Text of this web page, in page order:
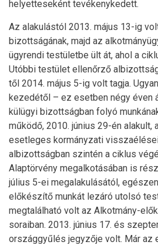
helyetteseként tevékenykedett.
Az alakulástól 2013. május 13-ig
bizottságának, majd az
ügyrendi testületbe ült át, ahol a
Utóbbi testület ellenőrző
től 2014. május 5-ig volt tagja.
kezedétől – ez esetben négy éven
külügyi bizottságban folyó
működő, 2010. június 29-én alakult,
esetleges kormányzati
albizottságban szintén a ciklus
Alaptörvény megalkotásában is
július 5-ei megalakulásától,
előkészítő munkát lezáró utolsó
megtalálható volt az Alkotmány-
soraiban. 2013. június 17. és
országgyűlés jegyzője volt. Már az